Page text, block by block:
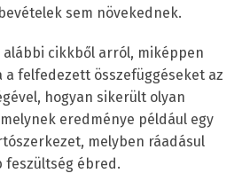
sem növekednek.
alábbi cikkből arról, miképpen
felfedezett összefüggéseket az
hogyan sikerült olyan
eredménye például egy
melyben ráadásul
feszültség ébred.